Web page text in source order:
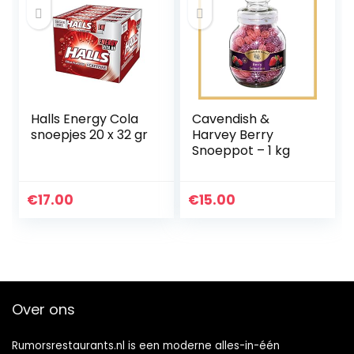
Halls Energy Cola
snoepjes 20 x 32 gr
€17.00
Cavendish &
Harvey Berry
Snoeppot – 1 kg
€15.00
Over ons
Rumorsrestaurants.nl is een moderne alles-in-één